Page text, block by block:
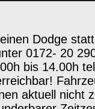
Dodge
0172- 20
bis 14.00h
aktuell nicht